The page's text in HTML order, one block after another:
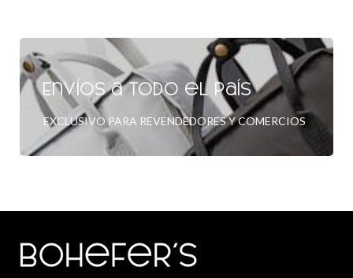
Envíos a todo el país
EXCLUSIVO PARA REVENDEDORES Y COMERCIOS